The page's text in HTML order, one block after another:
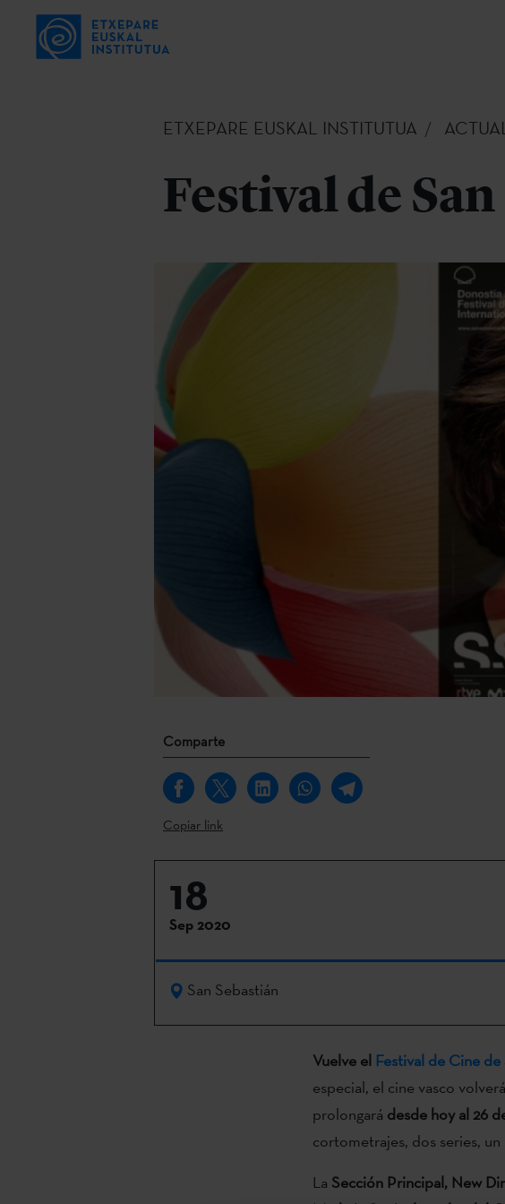
ETXEPARE EUSKAL INSTITUTUA
Festival de
Comparte
Copiar link
18
Sep 2020
San Sebastián
Vuelve el Festival de Cine de
especial, el cine vasco
prolongará desde hoy al 26
cortometrajes, dos series,
La Sección Principal, New